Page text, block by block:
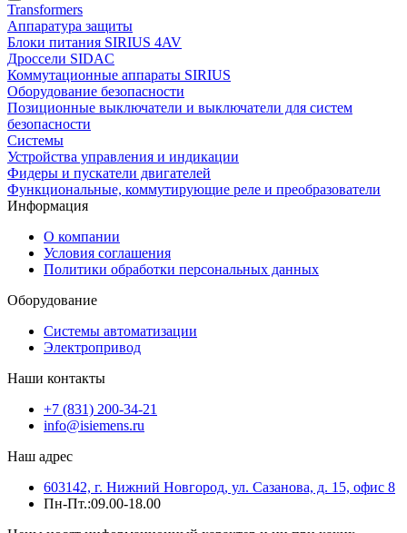
Transformers
Аппаратура защиты
Блоки питания SIRIUS 4AV
Дроссели SIDAC
Коммутационные аппараты SIRIUS
Оборудование безопасности
Позиционные выключатели и выключатели для систем
безопасности
Системы
Устройства управления и индикации
Фидеры и пускатели двигателей
Функциональные, коммутирующие реле и преобразователи
Информация
О компании
Условия соглашения
Политики обработки персональных данных
Оборудование
Системы автоматизации
Электропривод
Наши контакты
+7 (831) 200-34-21
info@isiemens.ru
Наш адрес
603142, г. Нижний Новгород, ул. Сазанова, д. 15, офис 8
Пн-Пт.:09.00-18.00